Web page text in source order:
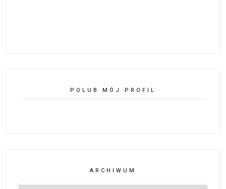
POLUB MÓJ PROFIL
ARCHIWUM